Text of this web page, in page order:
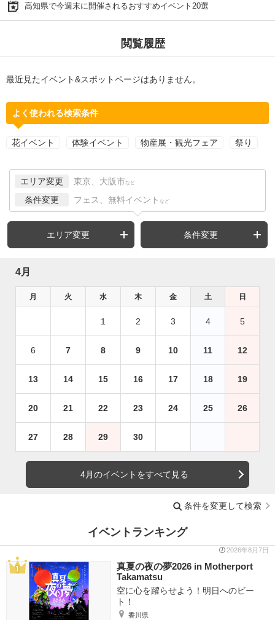
高知県で今週末に開催されるおすすめイベント20選
閲覧履歴
最近見たイベント&スポットページはありません。
よく使われる検索条件
花イベント 体験イベント 物産展・観光フェア 祭り
エリア変更 東京、大阪市 など
条件変更 フェス、無料イベント など
エリア変更 条件変更
4月
月 火 水 木 金 土 日
1 2 3 4 5
6 7 8 9 10 11 12
13 14 15 16 17 18 19
20 21 22 23 24 25 26
27 28 29 30
4月のイベントをすべて見る
条件を変更して検索
イベントランキング
2026年8月7日
真夏の夜の夢2026 in Motherport
Takamatsu
空に心を躍らせよう！明日へのビー
ト！
香川県